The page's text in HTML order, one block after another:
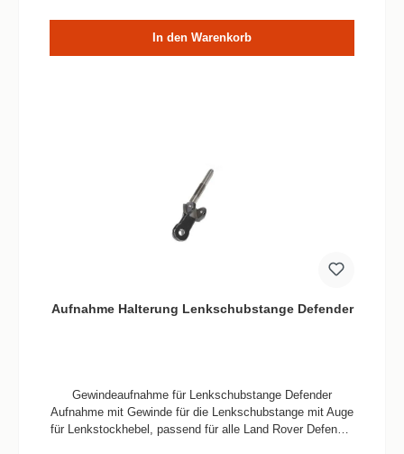
16M, Achsencode 17M, Achscode 19M, Achscode 25M
In den Warenkorb
Aufnahme Halterung Lenkschubstange Defender
Gewindeaufnahme für Lenkschubstange Defender
Aufnahme mit Gewinde für die Lenkschubstange mit Auge
für Lenkstockhebel, passend für alle Land Rover Defender